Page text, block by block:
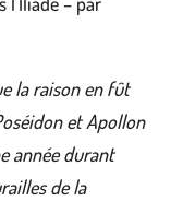
la raison en fût
et Apollon
année durant
de la